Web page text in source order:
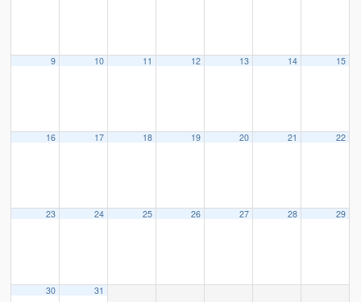
9 10 11 12 13 14 15
16 17 18 19 20 21 22
23 24 25 26 27 28 29
30 31